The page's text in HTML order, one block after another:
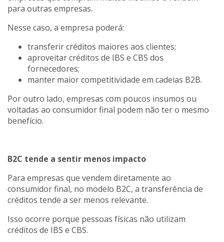
para outras empresas.
Nesse caso, a empresa poderá:
transferir créditos maiores aos clientes;
aproveitar créditos de IBS e CBS dos
fornecedores;
manter maior competitividade em cadeias B2B.
Por outro lado, empresas com poucos insumos ou
voltadas ao consumidor final podem não ter o mesmo
benefício.
B2C tende a sentir menos impacto
Para empresas que vendem diretamente ao
consumidor final, no modelo B2C, a transferência de
créditos tende a ser menos relevante.
Isso ocorre porque pessoas físicas não utilizam
créditos de IBS e CBS.